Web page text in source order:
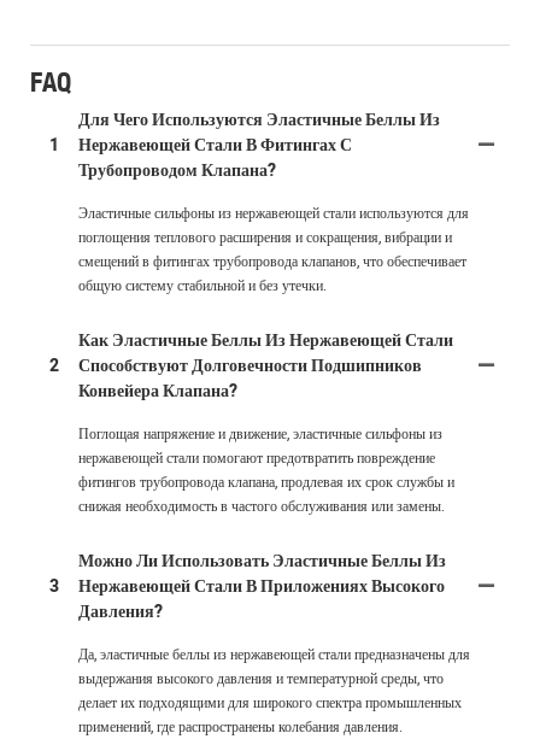
FAQ
1
Для Чего Используются Эластичные Беллы Из
Нержавеющей Стали В Фитингах С
Трубопроводом Клапана?
Эластичные сильфоны из нержавеющей стали используются для
поглощения теплового расширения и сокращения, вибрации и
смещений в фитингах трубопровода клапанов, что обеспечивает
общую систему стабильной и без утечки.
2
Как Эластичные Беллы Из Нержавеющей Стали
Способствуют Долговечности Подшипников
Конвейера Клапана?
Поглощая напряжение и движение, эластичные сильфоны из
нержавеющей стали помогают предотвратить повреждение
фитингов трубопровода клапана, продлевая их срок службы и
снижая необходимость в частого обслуживания или замены.
3
Можно Ли Использовать Эластичные Беллы Из
Нержавеющей Стали В Приложениях Высокого
Давления?
Да, эластичные беллы из нержавеющей стали предназначены для
выдержания высокого давления и температурной среды, что
делает их подходящими для широкого спектра промышленных
применений, где распространены колебания давления.